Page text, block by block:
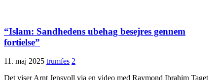
“Islam: Sandhedens ubehag besejres gennem
fortielse”
11. maj 2025 trumfes 2
Det viser Arnt Jensvoll via en video med Raymond Ibrahim Taget